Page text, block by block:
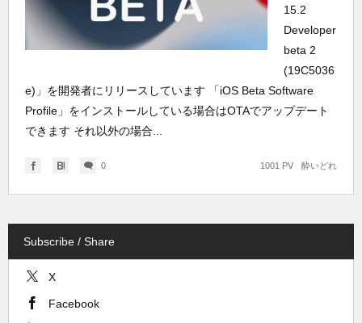
15.2
Developer
beta 2
(19C5036
e)」を開発者にリリースしています 「iOS Beta Software
Profile」をインストールしている場合はOTAでアップデート
できます それ以外の場合...
0 酔いどれ
1001 PV
Subscribe / Share
X
Facebook